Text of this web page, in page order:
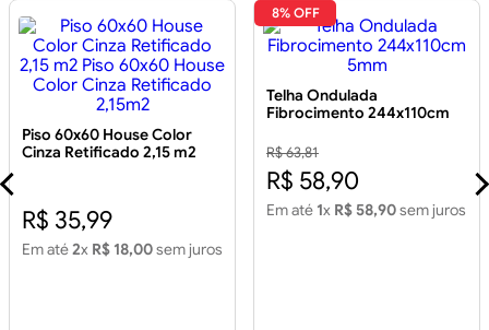
Piso 60x60 House Color
Cinza Retificado 2,15 m2
R$ 35,99
Em até2x R$ 18,00sem juros
8% OFF
Telha Ondulada
Fibrocimento 244x110cm
R$ 63,81
R$ 58,90
Em até 1x R$ 58,90sem juros